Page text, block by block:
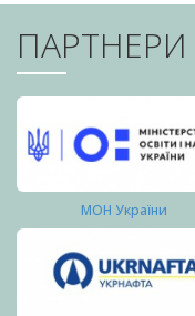
ПАРТНЕРИ
МОН України